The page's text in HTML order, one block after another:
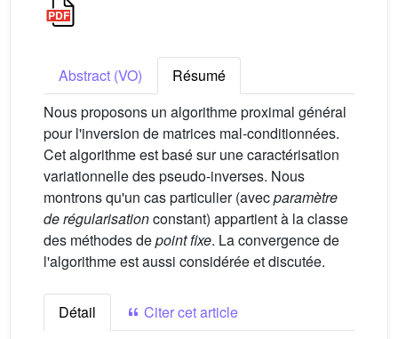
Abstract (VO)
Résumé
Nous proposons un algorithme proximal général
pour l'inversion de matrices mal-conditionnées.
Cet algorithme est basé sur une caractérisation
variationnelle des pseudo-inverses. Nous
montrons qu'un cas particulier (avecparamètre
de régularisationconstant) appartient à la classe
des méthodes depoint fixe. La convergence de
l'algorithme est aussi considérée et discutée.
Détail
Citer cet article